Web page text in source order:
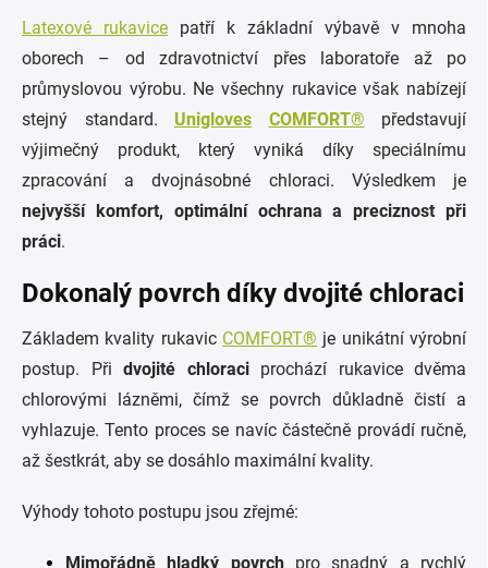
Latexové rukavice patří k základní výbavě v mnoha
oborech – od zdravotnictví přes laboratoře až po
průmyslovou výrobu. Ne všechny rukavice však nabízejí
stejný standard. Unigloves COMFORT® představují
výjimečný produkt, který vyniká díky speciálnímu
zpracování a dvojnásobné chloraci. Výsledkem je
nejvyšší komfort, optimální ochrana a preciznost při
práci.
Dokonalý povrch díky dvojité chloraci
Základem kvality rukavic COMFORT® je unikátní výrobní
postup. Při dvojité chloraciprochází rukavice dvěma
chlorovými lázněmi, čímž se povrch důkladně čistí a
vyhlazuje. Tento proces se navíc částečně provádí ručně,
až šestkrát, aby se dosáhlo maximální kvality.
Výhody tohoto postupu jsou zřejmé:
Mimořádně hladký povrchpro snadný a rychlý